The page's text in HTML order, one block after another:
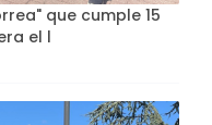
que cumple 15
el l